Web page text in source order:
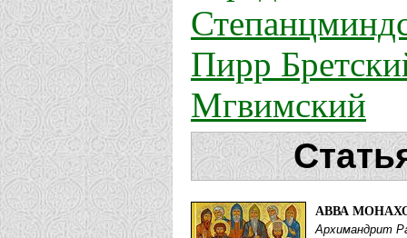
Пирр
Мгвимский
АВВА
Архимандрит